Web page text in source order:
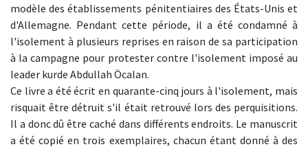
modèle des établissements pénitentiaires des États-Unis et
d'Allemagne. Pendant cette période, il a été condamné à
l'isolement à plusieurs reprises en raison de sa participation
à la campagne pour protester contre l'isolement imposé au
leader kurde Abdullah Öcalan.
Ce livre a été écrit en quarante-cinq jours à l'isolement, mais
risquait être détruit s'il était retrouvé lors des perquisitions.
Il a donc dû être caché dans différents endroits. Le manuscrit
a été copié en trois exemplaires, chacun étant donné à des